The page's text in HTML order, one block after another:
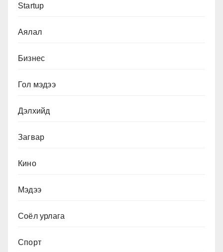
Startup
Аялал
Бизнес
Гол мэдээ
Дэлхийд
Загвар
Кино
Мэдээ
Соёл урлага
Спорт